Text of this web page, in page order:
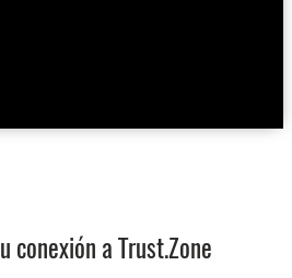
conexión a Trust.Zone